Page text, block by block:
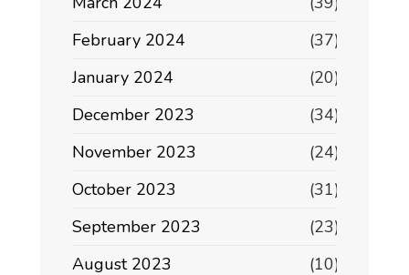
February 2024
(37)
January 2024
(20)
December 2023
(34)
November 2023
(24)
October 2023
(31)
September 2023
(23)
August 2023
(10)